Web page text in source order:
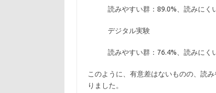
読みやすい群：89.0%、読みにく
デジタル実験
読みやすい群：76.4%、読みにく
このように、有意差はないものの、読
りました。